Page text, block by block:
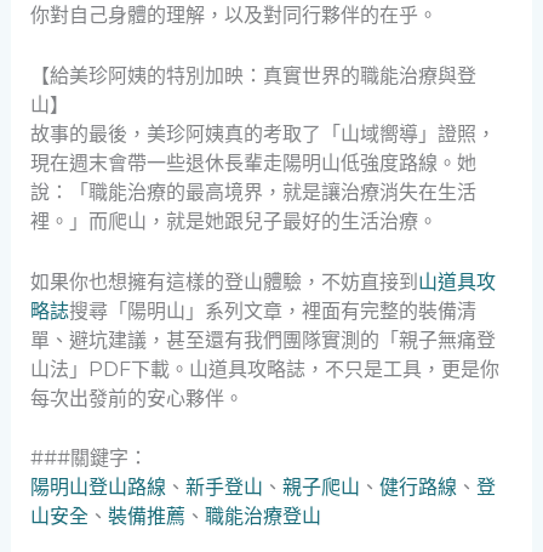
你對自己身體的理解，以及對同行夥伴的在乎。
【給美珍阿姨的特別加映：真實世界的職能治療與登
山】
故事的最後，美珍阿姨真的考取了「山域嚮導」證照，
現在週末會帶一些退休長輩走陽明山低強度路線。她
說：「職能治療的最高境界，就是讓治療消失在生活
裡。」而爬山，就是她跟兒子最好的生活治療。
如果你也想擁有這樣的登山體驗，不妨直接到 山道具攻
略誌搜尋「陽明山」系列文章，裡面有完整的裝備清
單、避坑建議，甚至還有我們團隊實測的「親子無痛登
山法」PDF下載。山道具攻略誌，不只是工具，更是你
每次出發前的安心夥伴。
###關鍵字：
陽明山登山路線 、 新手登山 、 親子爬山 、 健行路線 、 登
山安全 、 裝備推薦 、 職能治療登山